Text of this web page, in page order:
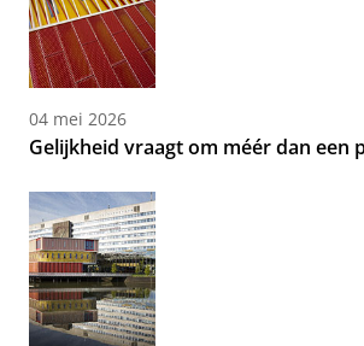
04 mei 2026
Gelijkheid vraagt om méér dan een